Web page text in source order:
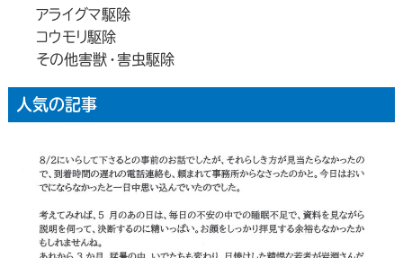
アライグマ駆除
コウモリ駆除
その他害獣・害虫駆除
人気の記事